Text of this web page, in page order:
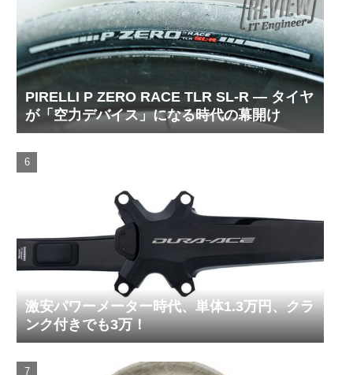
PIRELLI P ZERO RACE TLR SL-R ― タイヤ
が「空力デバイス」になる時代の幕開け
激安パワーメーター時代、単体1.3万円、クラ
ンク付きでも3万！